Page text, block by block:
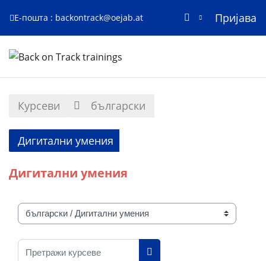
Е-пошта : backontrack@oejab.at Пријава
Курсеви български
Дигитални умения
Дигитални умения
Категорије курсева
Претражи курсеве